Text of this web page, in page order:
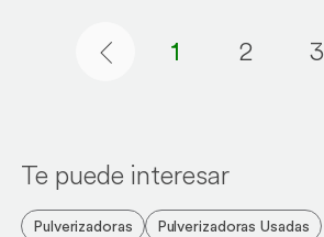
1 2
3
Te puede interesar
Pulverizadoras
Pulverizadoras Usadas